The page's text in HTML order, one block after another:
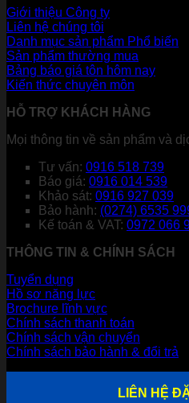
Giới thiệu Công ty
Liên hệ chúng tôi
Danh mục sản phẩm
Sản phẩm thường mua
Bảng báo giá tôn hôm nay
Kiến thức chuyên môn
HỖ TRỢ KHÁCH HÀNG
Mọi thông tin về sản phẩm và
Tư vấn: 0916 518 739
Báo giá: 0916 014 539
Khảo sát: 0916 927 039
Bảo hành: (0274) 6535
Kế toán & VAT: 0972 066
THÔNG TIN & CHÍNH SÁCH
Tuyển dụng
Hồ sơ năng lực
Brochure lĩnh vực
Chính sách thanh toán
Chính sách vận chuyển
Chính sách bảo hành & đổi trả
LIÊN HỆ